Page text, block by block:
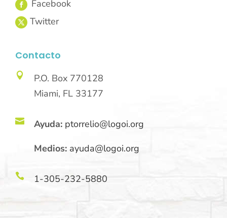
Contacto

P.O. Box 770128
Miami, FL 33177
 Ayuda: ptorrelio@logoi.org
Medios: ayuda@logoi.org
 1-305-232-5880